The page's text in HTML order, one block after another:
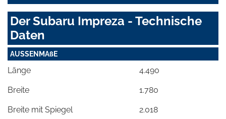
Der Subaru Impreza - Technische
Daten
AUSSENMAßE
Länge 4.490
Breite 1.780
Breite mit Spiegel 2.018